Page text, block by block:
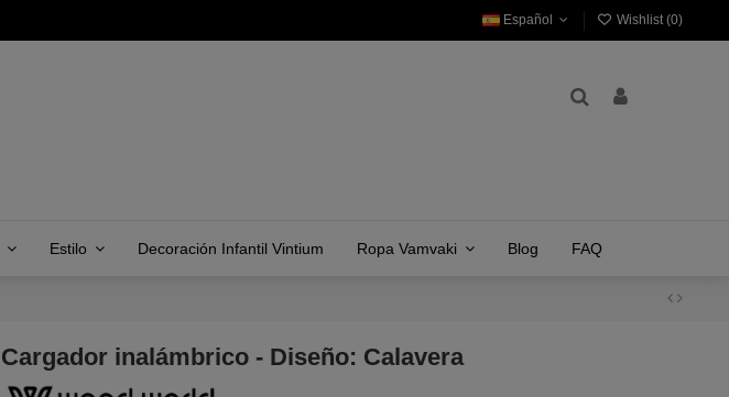
Español Wishlist (0)
Estilo Decoración Infantil Vintium Ropa Vamvaki Blog FAQ
Cargador inalámbrico - Diseño: Calavera